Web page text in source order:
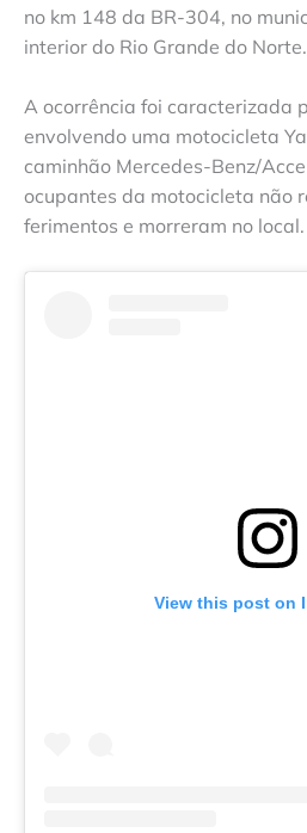
no km 148 da BR-304, no
interior do Rio Grande do Norte.
A ocorrência foi caracterizada
envolvendo uma motocicleta
caminhão Mercedes-Benz/
ocupantes da motocicleta não
ferimentos e morreram no local.
View this post on